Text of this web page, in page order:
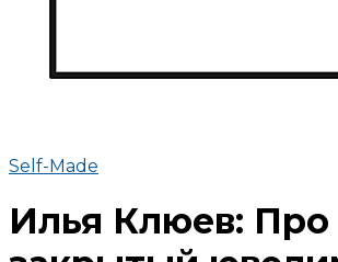
Self-Made
Илья Клюев: Про